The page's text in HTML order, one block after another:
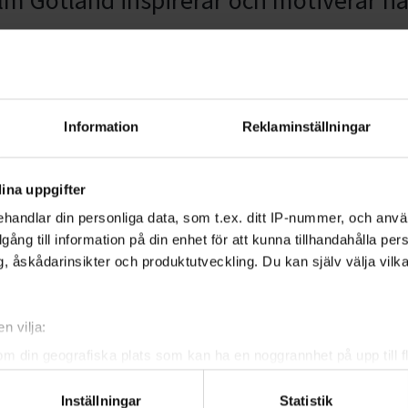
Information Reklaminställningar
uppgifter
din personliga data, som t.ex. ditt IP-nummer, och
till information på din enhet för att kunna tillhandahålla
åskådarinsikter och produktutveckling. Du kan själv välja
vilja:
Inställningar Statistik
lära sig viktiga delar i
först i Järvaområdet, 2017,
Han fanns vid sin mammas
gånger under sitt liv. Även
har gått bort i cancer.